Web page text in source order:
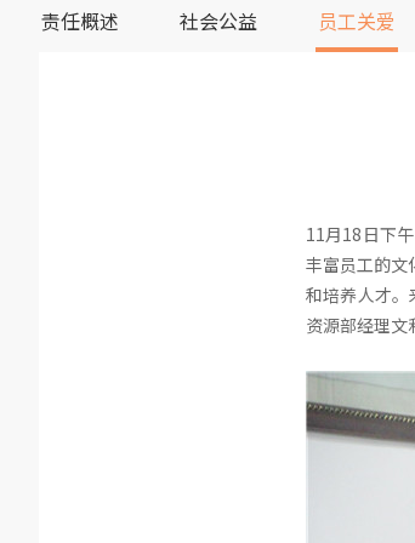
责任概述 社会公益 员工关爱
11月18日下
丰富员工的文
和培养人才
资源部经理文